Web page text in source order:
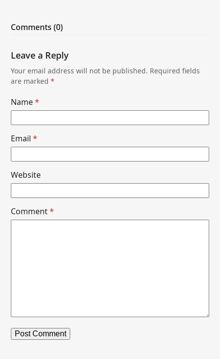
Comments (0)
Leave a Reply
Your email address will not be published. Required fields
are marked*
Name*
Email*
Website
Comment*